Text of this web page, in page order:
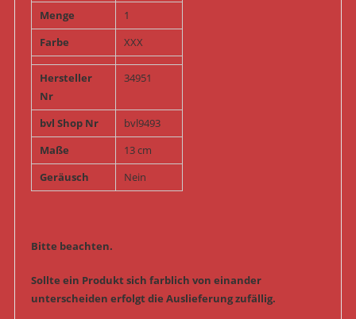
Menge
1
Farbe
XXX
Hersteller
Nr
34951
bvl Shop Nr
bvl9493
Maße
13 cm
Geräusch
Nein
Bitte beachten.
Sollte ein Produkt sich farblich von einander
unterscheiden erfolgt die Auslieferung zufällig.